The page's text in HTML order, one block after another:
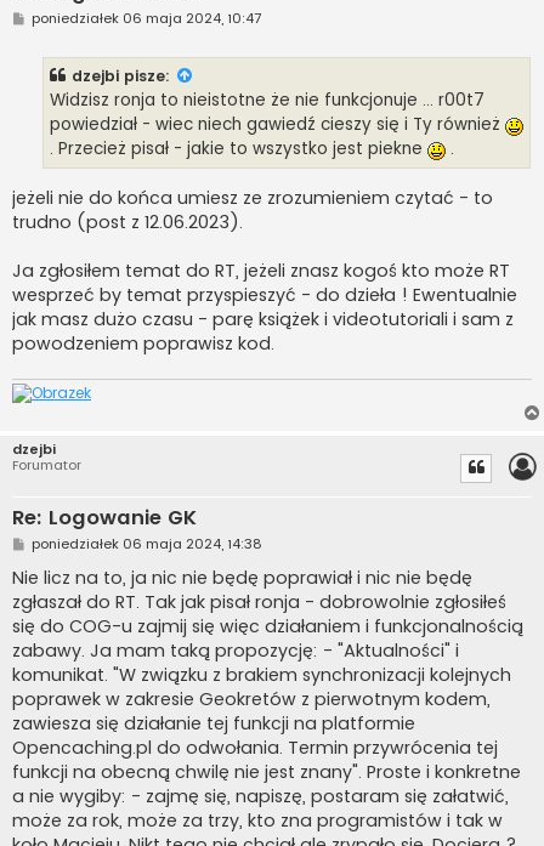
P
o
poniedziałek 06 maja 2024, 10:47
dzejbi pisze:
Widzisz ronja to nieistotne że nie funkcjonuje ... r00t7
powiedział - wiec niech gawiedź cieszy się i Ty również
. Przecież pisał - jakie to wszystko jest piekne
.
jeżeli nie do końca umiesz ze zrozumieniem czytać - to
trudno (post z 12.06.2023).
Ja zgłosiłem temat do RT, jeżeli znasz kogoś kto może RT
wesprzeć by temat przyspieszyć - do dzieła ! Ewentualnie
jak masz dużo czasu - parę książek i videotutoriali i sam z
powodzeniem poprawisz kod.
dzejbi
Forumator
Re: Logowanie GK
P
o
s
t
poniedziałek 06 maja 2024, 14:38
Nie licz na to, ja nic nie będę poprawiał i nic nie będę
zgłaszał do RT. Tak jak pisał ronja - dobrowolnie zgłosiłeś
się do COG-u zajmij się więc działaniem i funkcjonalnością
zabawy. Ja mam taką propozycję: - "Aktualności" i
komunikat. "W związku z brakiem synchronizacji kolejnych
poprawek w zakresie Geokretów z pierwotnym kodem,
zawiesza się działanie tej funkcji na platformie
Opencaching.pl do odwołania. Termin przywrócenia tej
funkcji na obecną chwilę nie jest znany". Proste i konkretne
a nie wygiby: - zajmę się, napiszę, postaram się załatwić,
może za rok, może za trzy, kto zna programistów i tak w